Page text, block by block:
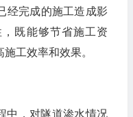
经完成的施工造成影
既能够节省施工资
工效率和效果。
中，对隧道渗水情况